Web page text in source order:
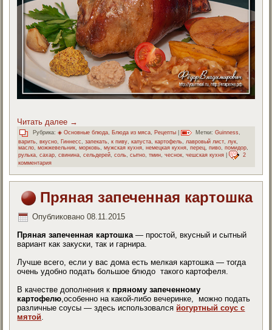
Читать далее →
Рубрика: ◈ Основные блюда, Блюда из мяса, Рецепты Метки: Guinness,
варить ,вкусно Гиннесс ,запекать ,к пиву ,капуста ,картофель лавровый лист лук
масло ,можжевельник ,морковь ,мужская кухня ,немецкая кухня ,перец ,пиво ,помидор
рулька ,сахар ,свинина ,сельдерей ,соль ,сытно ,тмин ,чеснок ,чешская кухня |
2
комментария
Пряная запеченная картошка
Опубликовано 08.11.2015
Пряная запеченная картошка— простой, вкусный и сытный
вариант как закуски, так и гарнира.
Лучше всего, если у вас дома есть мелкая картошка — тогда
очень удобно подать большое блюдо такого картофеля.
В качестве дополнения к пряному запеченному
картофелю,особенно на какой-либо вечеринке, можно подать
различные соусы — здесь использовался йогуртный соус с
мятой.